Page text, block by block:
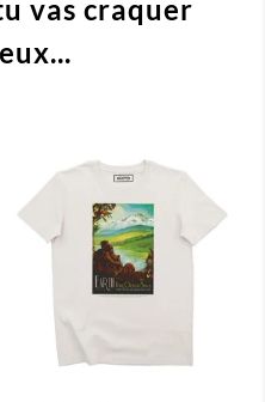
vas craquer